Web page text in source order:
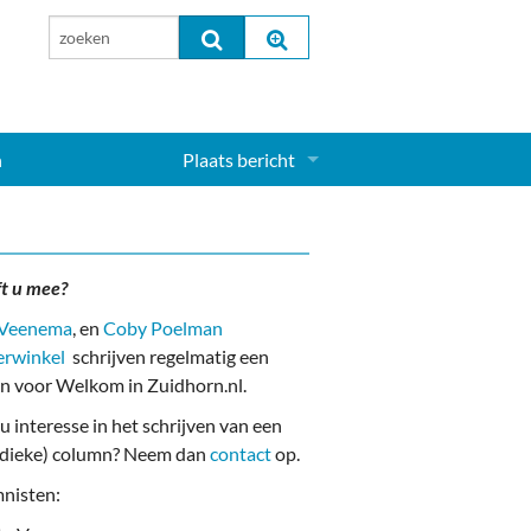
Plaats bericht
u mee?
, en Coby Poelman
schrijven regelmatig een
voor Welkom in Zuidhorn.nl.
interesse in het schrijven van een
column? Neem dan contactop.